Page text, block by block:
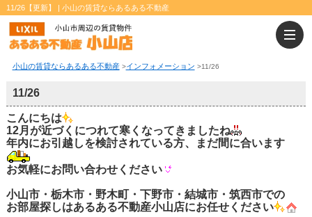
11/26【更新】 | 小山の賃貸ならあるある不動産
小山の賃貸ならあるある不動産>インフォメーション >11/26
11/26
こんにちは
12月が近づくにつれて寒くなってきましたね
年内にお引越しを検討されている方、まだ間に合います
お気軽にお問い合わせください
小山市・栃木市・野木町・下野市・結城市・筑西市での
お部屋探しはあるある不動産小山店にお任せください